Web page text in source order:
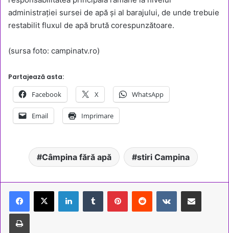
administrației sursei de apă și al barajului, de unde trebuie
restabilit fluxul de apă brută corespunzătoare.
(sursa foto: campinatv.ro)
Partajează asta:
Facebook X WhatsApp
Email Imprimare
Câmpina fără apă stiri Campina
LinkedInTumblr PinterestReddit VKontakteShare via Email
Tipărește